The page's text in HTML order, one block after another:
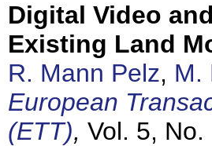
Digital Video
Existing Land
R. Mann Pelz, M.
European
(ETT), Vol. 5,